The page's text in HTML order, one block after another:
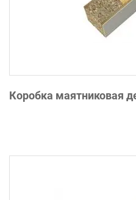
Коробка маятниковая